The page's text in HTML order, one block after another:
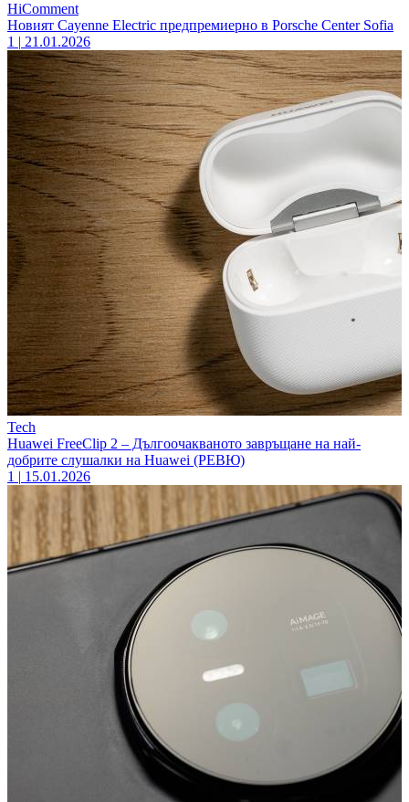
HiComment
Новият Cayenne Electric предпремиерно в Porsche Center Sofia
1 | 21.01.2026
Tech
Huawei FreeClip 2 – Дългоочакваното завръщане на най-
добрите слушалки на Huawei (РЕВЮ)
1 | 15.01.2026